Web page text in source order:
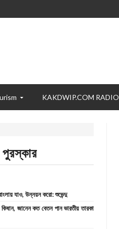
KAKDWIP.COM RADIO
পুরস্কার
বাংলায় যাও, উন্নয়ন করো: শুভেন্দু
জানেন কত বেতন পান ভারতীয় তারকা